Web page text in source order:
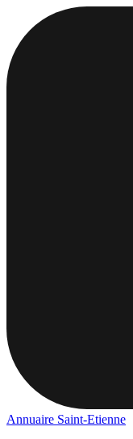
Annuaire Saint-Etienne